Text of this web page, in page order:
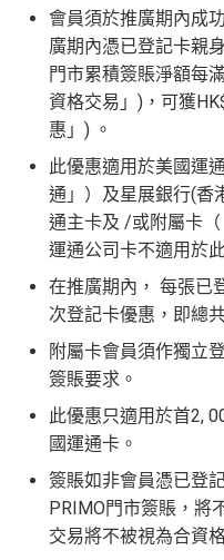
條款寫合資格迎新簽
入，但實測過係簽賬後
的話用AE Explorer就啱
首年免年費，其後每
得傾的)
AE啲卡勝在食信用卡
格簽賬，無再細分信
唔計，所以可以放心
#每1里賞金 ≈ HK$1，
es.hk/mmcredit AE
首年免年費而且AE
用（2026年起有條件）
最新已經加埋
oots98 或 Lee
留意AE
rion Lounge 而
每年簽賬達
簽
賬
回
贈
值淨HK$600
萬
積
分
簽
賬
迎
首6個月內累積
15至17個月期間
簽賬再有額外32
HK$60,000再有
es.hk/ae-charge-
88
里
賞
金
申請完填Form
金#❗️（由里先
外里賞金）
年薪要求：
批得好寬鬆！即使年
本身準時還款都會批
亦可繼續使用首2張
AE Essential
Amex唯一一張永久免
一停先，過一過冷河
ssential到先唔需要急
低級別信用卡都仲可
但有得換里數都算係咁
電影禮遇 ：專享香港
X 電影正價戲票9折優
會員須於推廣期內成
廣期內憑已登記卡親
門市累積簽賬淨額每
資格交易」)，可獲
惠」) 。
此優惠適用於美國運
通」）及星展銀行(香
通主卡及 /或附屬卡
運通公司卡不適用於
在推廣期內， 每張已
次登記卡優惠，即總
附屬卡會員須作獨立
簽賬要求。
此優惠只適用於首2,
國運通卡。
簽賬如非會員憑已登
PRIMO門市簽賬，將
交易將不被視為合資